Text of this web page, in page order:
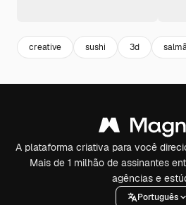
creative sushi 3d
A plataforma criativa para você
Mais de 1 milhão de assinantes
agências e
Português